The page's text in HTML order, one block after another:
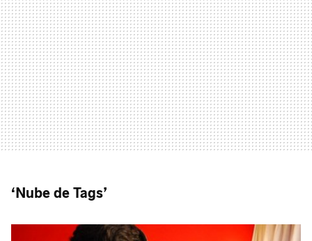
‘Nube de Tags’